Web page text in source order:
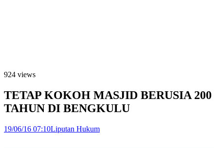
924 views
TETAP KOKOH MASJID BERUSIA 200
TAHUN DI BENGKULU
19/06/16 07:10Liputan Hukum